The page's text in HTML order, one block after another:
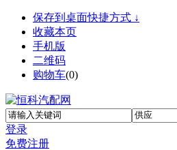
保存到桌面快捷方式 ↓
收藏本页
手机版
二维码
购物车(0)
登录
免费注册